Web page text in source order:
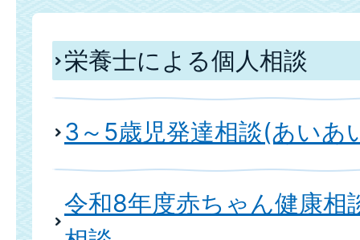
栄養士による個人相談
3～5歳児発達相談(あいあ
令和8年度赤ちゃん健康相